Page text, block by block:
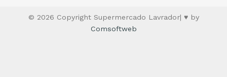
© 2026 Copyright Supermercado Lavrador| ♥ by
Comsoftweb